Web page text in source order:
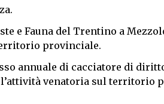
e Fauna del Trentino a
provinciale.
annuale di cacciatore di
venatoria sul territorio